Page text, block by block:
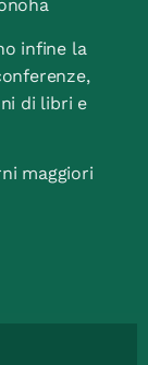
infine la
di libri e
maggiori